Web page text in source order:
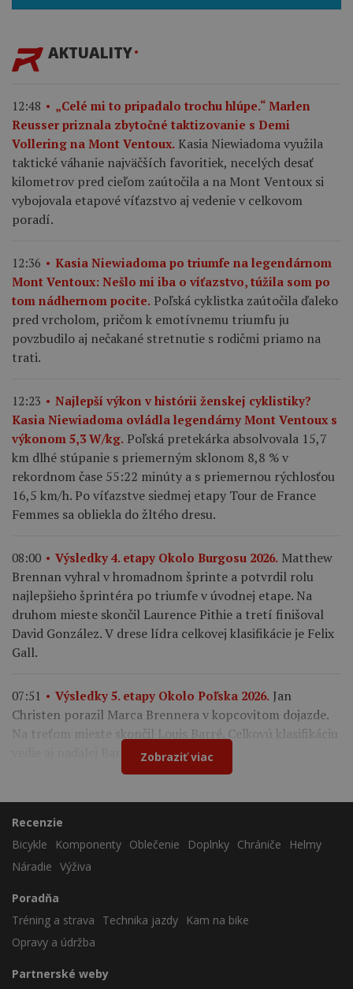
AKTUALITY
12:48
„Celé mi to pripadalo trochu hlúpe.“ Marlen
Reusser priznala zbytočné taktizovanie s Demi
Vollering na Mont Ventoux. Kasia Niewiadoma využila
taktické váhanie najväčších favoritiek, necelých desať
kilometrov pred cieľom zaútočila a na Mont Ventoux si
vybojovala etapové víťazstvo aj vedenie v celkovom
poradí.
12:36
Kasia Niewiadoma po triumfe na legendárnom
Mont Ventoux: Nešlo mi iba o víťazstvo, túžila som po
tom nádhernom pocite. Poľská cyklistka zaútočila ďaleko
pred vrcholom, pričom k emotívnemu triumfu ju
povzbudilo aj nečakané stretnutie s rodičmi priamo na
trati.
12:23
Najlepší výkon v histórii ženskej cyklistiky?
Kasia Niewiadoma ovládla legendárny Mont Ventoux s
výkonom 5,3 W/kg. Poľská pretekárka absolvovala 15,7
km dlhé stúpanie s priemerným sklonom 8,8 % v
rekordnom čase 55:22 minúty a s priemernou rýchlosťou
16,5 km/h. Po víťazstve siedmej etapy Tour de France
Femmes sa obliekla do žltého dresu.
08:00 Výsledky 4. etapy Okolo Burgosu 2026. Matthew
Brennan vyhral v hromadnom šprinte a potvrdil rolu
najlepšieho šprintéra po triumfe v úvodnej etape. Na
druhom mieste skončil Laurence Pithie a tretí finišoval
David González. V drese lídra celkovej klasifikácie je Felix
Gall.
07:51 Výsledky 5. etapy Okolo Poľska 2026. Jan
Christen porazil Marca Brennera v kopcovitom dojazde.
Na treťom mieste skončil Louis Barré. Celkovú klasifikáciu
vedie aj naďalej Bart Lemmen.
Zobraziť viac
Recenzie
Bicykle
Komponenty Oblečenie Doplnky Chrániče
Helmy
Náradie Výživa
Poradňa
Tréning a strava
Technika jazdy
Kam na bike
Opravy a údržba
Partnerské weby